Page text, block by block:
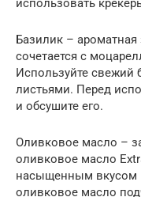
использовать
Базилик – ароматная
сочетается с
Используйте свежий
листьями. Перед
и обсушите его.
Оливковое масло –
оливковое масло
насыщенным вкусом
оливковое масло